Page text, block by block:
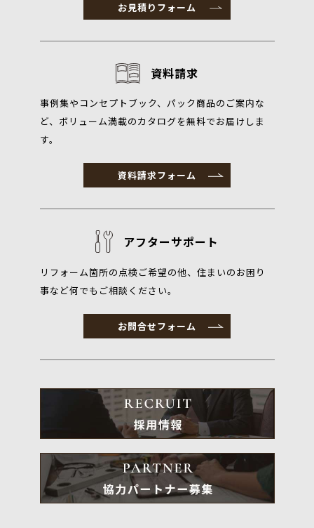
お見積りフォーム
資料請求
事例集やコンセプトブック、パック商品のご案内な
ど、ボリューム満載のカタログを無料でお届けしま
す。
資料請求フォーム
アフターサポート
リフォーム箇所の点検ご希望の他、住まいのお困り
事など何でもご相談ください。
お問合せフォーム